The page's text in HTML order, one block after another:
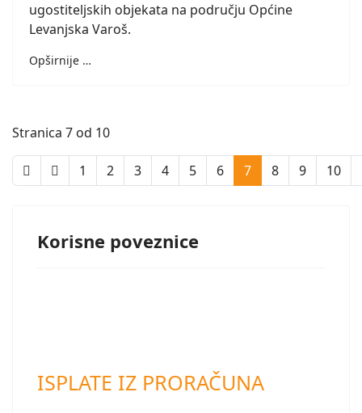
ugostiteljskih objekata na području Općine
Levanjska Varoš.
Opširnije …
Stranica 7 od 10
1 2 3 4 5 6 7 8 9 10
Korisne poveznice
ISPLATE IZ PRORAČUNA